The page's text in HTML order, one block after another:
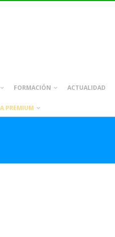
FORMACIÓN ACTUALIDAD
PREMIUM